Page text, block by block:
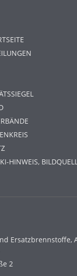
HINWEIS,
Ersatzbrennstoffe,
2